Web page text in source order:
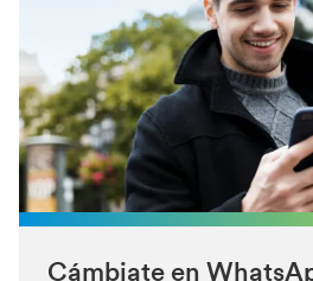
Cámbiate en